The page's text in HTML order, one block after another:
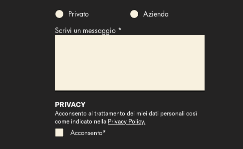
Privato
Azienda
Scrivi un messaggio
PRIVACY
Acconsento al trattamento dei miei dati personali così
come indicato nella Privacy Policy.
Acconsento*